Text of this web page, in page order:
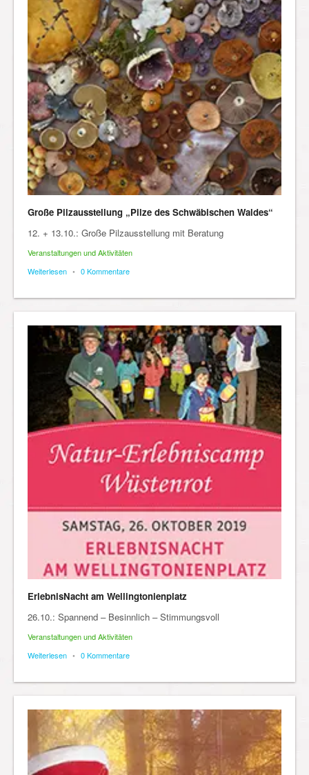
Große Pilzausstellung „Pilze des Schwäbischen Waldes“
12. + 13.10.: Große Pilzausstellung mit Beratung
Veranstaltungen und Aktivitäten
Weiterlesen • 0 Kommentare
ErlebnisNacht am Wellingtonienplatz
26.10.: Spannend – Besinnlich – Stimmungsvoll
Veranstaltungen und Aktivitäten
Weiterlesen • 0 Kommentare